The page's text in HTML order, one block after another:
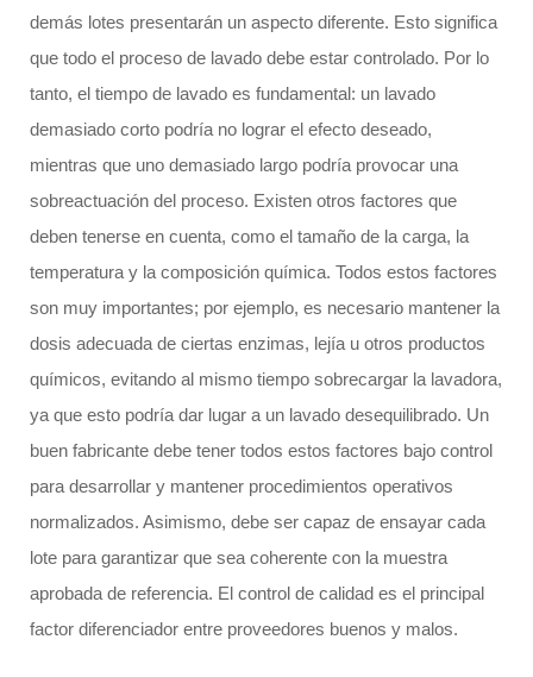
demás lotes presentarán un aspecto diferente. Esto significa
que todo el proceso de lavado debe estar controlado. Por lo
tanto, el tiempo de lavado es fundamental: un lavado
demasiado corto podría no lograr el efecto deseado,
mientras que uno demasiado largo podría provocar una
sobreactuación del proceso. Existen otros factores que
deben tenerse en cuenta, como el tamaño de la carga, la
temperatura y la composición química. Todos estos factores
son muy importantes; por ejemplo, es necesario mantener la
dosis adecuada de ciertas enzimas, lejía u otros productos
químicos, evitando al mismo tiempo sobrecargar la lavadora,
ya que esto podría dar lugar a un lavado desequilibrado. Un
buen fabricante debe tener todos estos factores bajo control
para desarrollar y mantener procedimientos operativos
normalizados. Asimismo, debe ser capaz de ensayar cada
lote para garantizar que sea coherente con la muestra
aprobada de referencia. El control de calidad es el principal
factor diferenciador entre proveedores buenos y malos.